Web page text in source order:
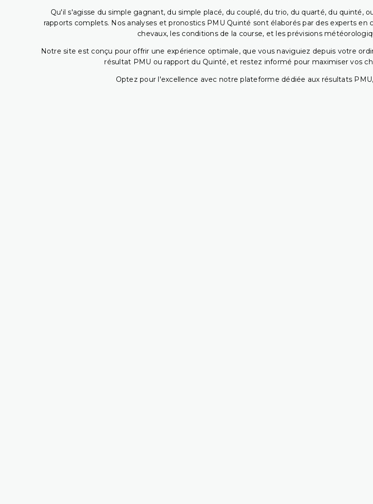
Qu'il s'agisse du simple gagnant, du simple placé, du couplé, du trio, du quarté, du quinté,
rapports complets. Nos analyses et pronostics PMU Quinté sont élaborés par des experts
chevaux, les conditions de la course, et les prévisions
Notre site est conçu pour offrir une expérience optimale, que vous naviguiez depuis votre
résultat PMU ou rapport du Quinté, et restez informé pour maximiser vos
Optez pour l'excellence avec notre plateforme dédiée aux résultats